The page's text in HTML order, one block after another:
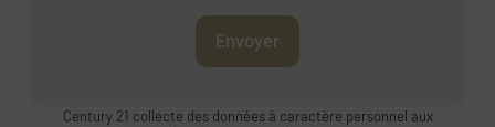
Envoyer
Century 21 collecte des données à caractère personnel aux